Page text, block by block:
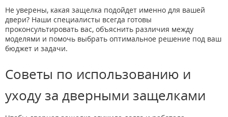
Не уверены, какая защелка подойдет именно для вашей
двери? Наши специалисты всегда готовы
проконсультировать вас, объяснить различия между
моделями и помочь выбрать оптимальное решение под ваш
бюджет и задачи.
Советы по использованию и
уходу за дверными защелками